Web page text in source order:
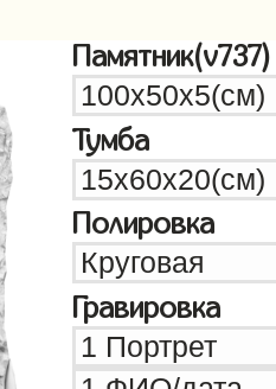
Памятник(v737)
Тумба
Полировка
Гравировка